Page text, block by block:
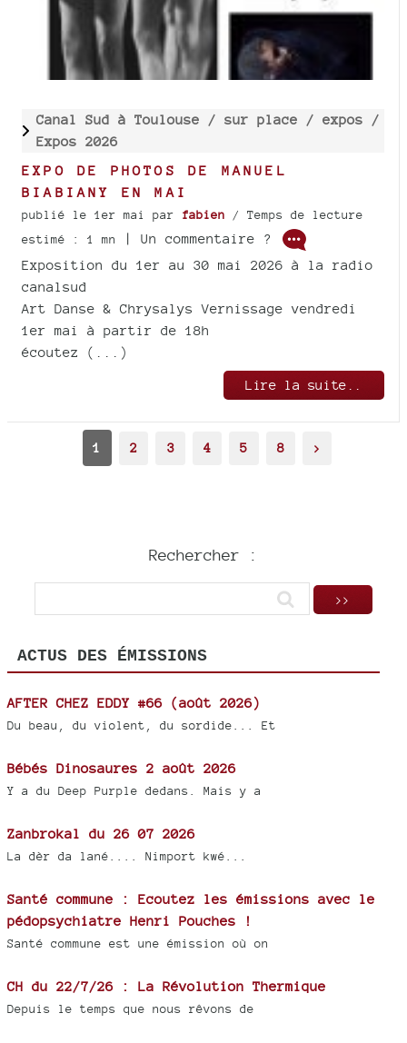
Canal Sud à Toulouse / sur place / expos /
Expos 2026
EXPO DE PHOTOS DE MANUEL
BIABIANY EN MAI
publié le 1er mai par fabien / Temps de lecture
estimé : 1 mn
| Un commentaire ?
Exposition du 1er au 30 mai 2026 à la radio
canalsud
Art Danse & Chrysalys Vernissage vendredi
1er mai à partir de 18h
écoutez (...)
Lire la suite..
1 2 3 4 5 8 >
Rechercher :
ACTUS DES ÉMISSIONS
AFTER CHEZ EDDY #66 (août 2026)
Du beau, du violent, du sordide... Et
Bébés Dinosaures 2 août 2026
Y a du Deep Purple dedans. Mais y a
Zanbrokal du 26 07 2026
La dèr da lané.... Nimport kwé...
Santé commune : Ecoutez les émissions avec le
pédopsychiatre Henri Pouches !
Santé commune est une émission où on
CH du 22/7/26 : La Révolution Thermique
Depuis le temps que nous rêvons de